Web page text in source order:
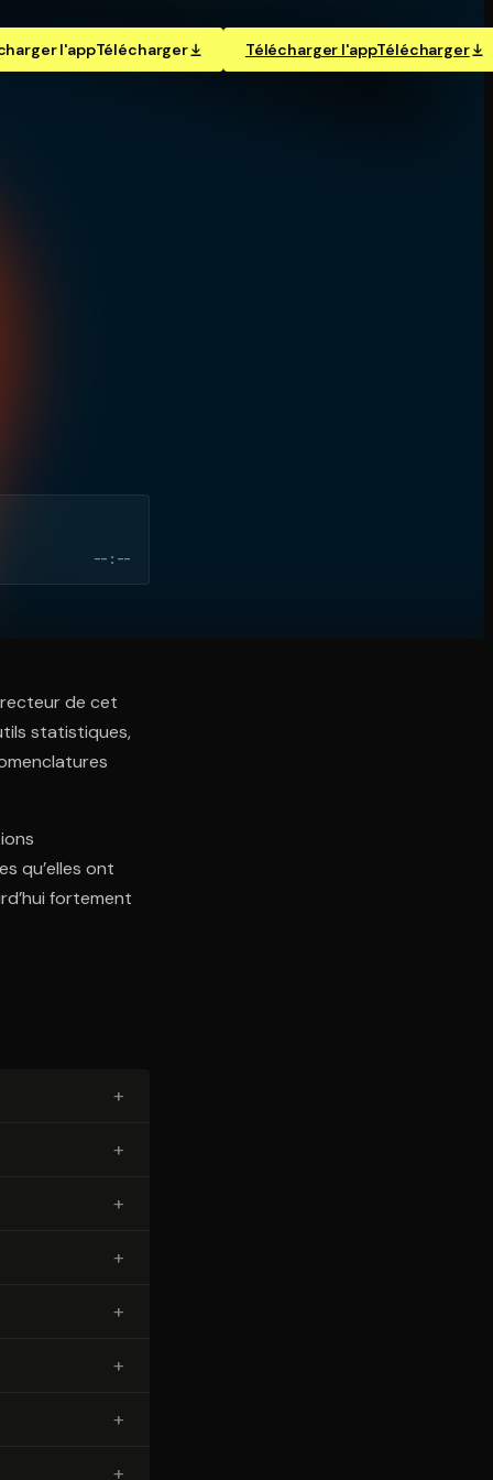
l'appTélécharger Télécharger l'appTélécharger
--:--
de cet
statistiques,
qu’elles ont
fortement
+
+
+
+
+
+
+
+